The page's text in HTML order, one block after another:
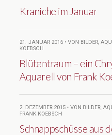
Kraniche im Januar
21. JANUAR 2016 • VON BILDER,
KOEBSCH
Blütentraum – ein
Aquarell von Frank
2. DEZEMBER 2015 • VON BILDER,
FRANK KOEBSCH
Schnappschüsse aus